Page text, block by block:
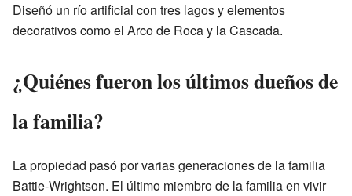
Diseñó un río artificial con tres lagos y elementos
decorativos como el Arco de Roca y la Cascada.
¿Quiénes fueron los últimos dueños de
la familia?
La propiedad pasó por varias generaciones de la familia
Battie-Wrightson. El último miembro de la familia en vivir